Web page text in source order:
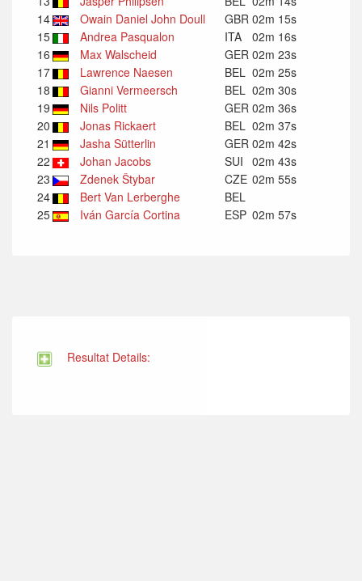
14
Owain Daniel John Doull GBR 02m 15s
15
Andrea Pasqualon ITA
02m 16s
16
Max Walscheid GER 02m 23s
17
Lawrence Naesen BEL 02m 25s
18
Gianni Vermeersch BEL 02m 30s
19
Nils Politt GER 02m 36s
20
Jonas Rickaert BEL 02m 37s
21
Jasha Sütterlin GER 02m 42s
22
Johan Jacobs SUI 02m 43s
23
Zdenek Štybar CZE 02m 55s
24
Bert Van Lerberghe
BEL
25
Iván García Cortina ESP 02m 57s
Resultat Details: